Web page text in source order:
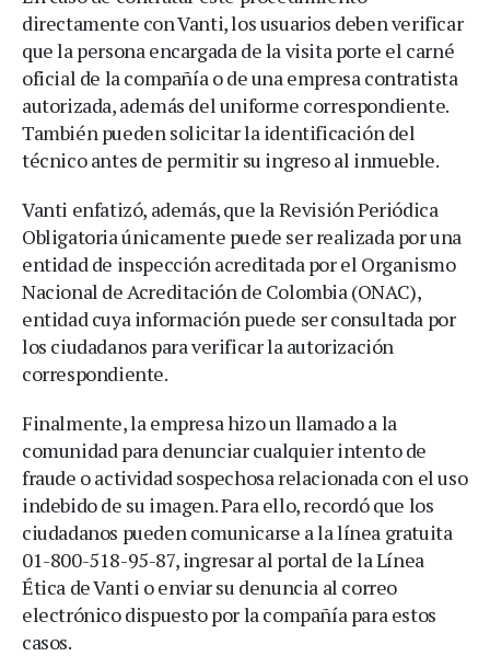
directamente con Vanti, los usuarios deben verificar
que la persona encargada de la visita porte el carné
oficial de la compañía o de una empresa contratista
autorizada, además del uniforme correspondiente.
También pueden solicitar la identificación del
técnico antes de permitir su ingreso al inmueble.
Vanti enfatizó, además, que la Revisión Periódica
Obligatoria únicamente puede ser realizada por una
entidad de inspección acreditada por el Organismo
Nacional de Acreditación de Colombia (ONAC),
entidad cuya información puede ser consultada por
los ciudadanos para verificar la autorización
correspondiente.
Finalmente, la empresa hizo un llamado a la
comunidad para denunciar cualquier intento de
fraude o actividad sospechosa relacionada con el uso
indebido de su imagen. Para ello, recordó que los
ciudadanos pueden comunicarse a la línea gratuita
01-800-518-95-87, ingresar al portal de la Línea
Ética de Vanti o enviar su denuncia al correo
electrónico dispuesto por la compañía para estos
casos.